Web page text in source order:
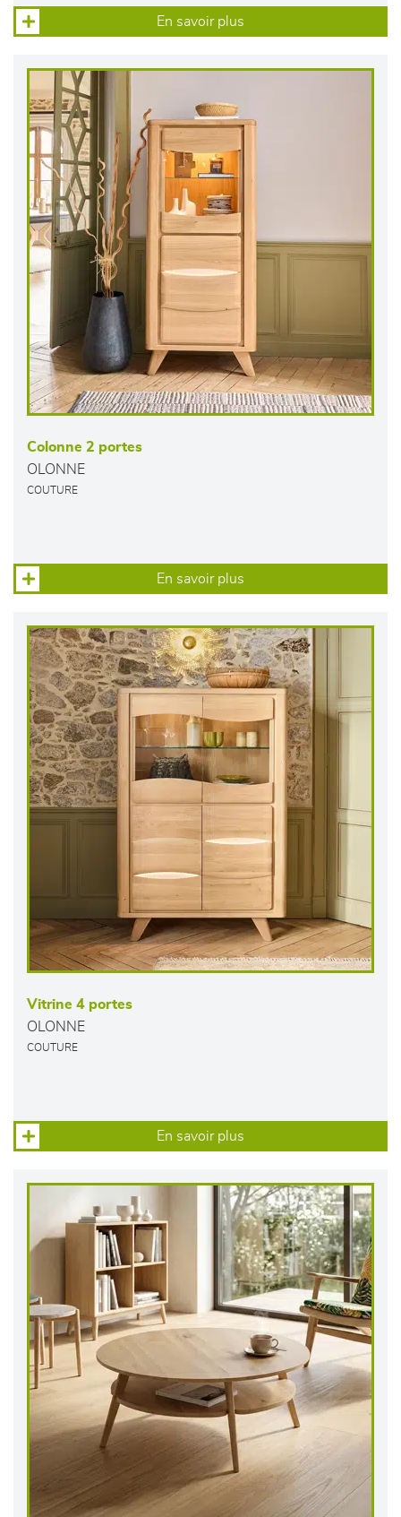
En savoir plus
Colonne 2 portes
OLONNE
COUTURE
En savoir plus
Vitrine 4 portes
OLONNE
COUTURE
En savoir plus